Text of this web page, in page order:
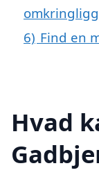
6) Find en
Hvad